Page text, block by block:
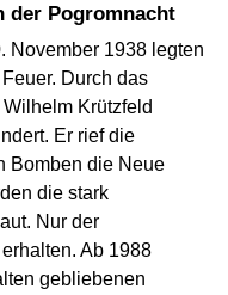
der Pogromnacht
November 1938 legten
Durch das
Krützfeld
Er rief die
Bomben die Neue
die stark
Nur der
Ab 1988
gebliebenen